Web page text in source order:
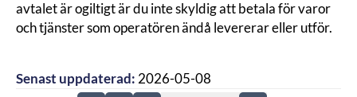
avtalet är ogiltigt är du inte skyldig att betala för varor
och tjänster som operatören ändå levererar eller utför.
Senast uppdaterad: 2026-05-08